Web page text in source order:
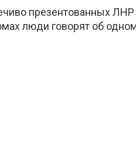
презентованных
люди говорят об